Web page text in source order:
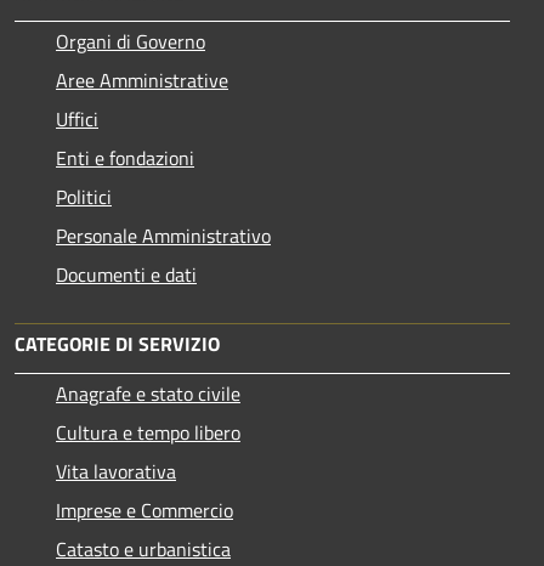
Organi di Governo
Aree Amministrative
Uffici
Enti e fondazioni
Politici
Personale Amministrativo
Documenti e dati
CATEGORIE DI SERVIZIO
Anagrafe e stato civile
Cultura e tempo libero
Vita lavorativa
Imprese e Commercio
Catasto e urbanistica